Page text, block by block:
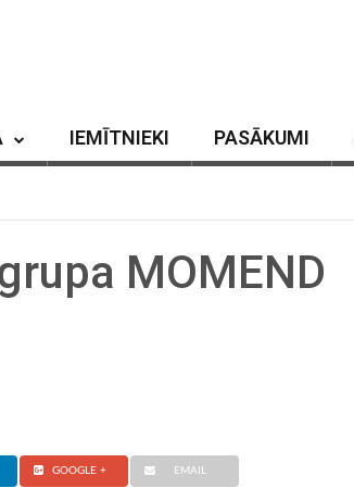
IEMĪTNIEKI PASĀKUMI
MOMEND
GOOGLE + EMAIL